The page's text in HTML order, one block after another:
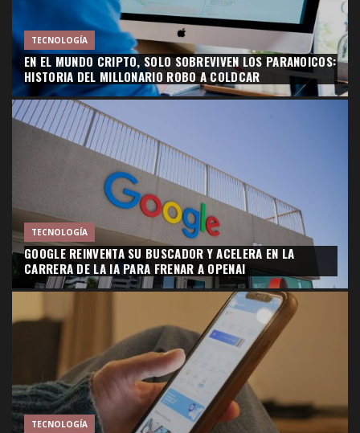
TECNOLOGÍA
EN EL MUNDO CRIPTO, SOLO SOBREVIVEN LOS PARANOICOS:
HISTORIA DEL MILLONARIO ROBO A COLDCAR
TECNOLOGÍA
GOOGLE REINVENTA SU BUSCADOR Y ACELERA EN LA
CARRERA DE LA IA PARA FRENAR A OPENAI
TECNOLOGÍA